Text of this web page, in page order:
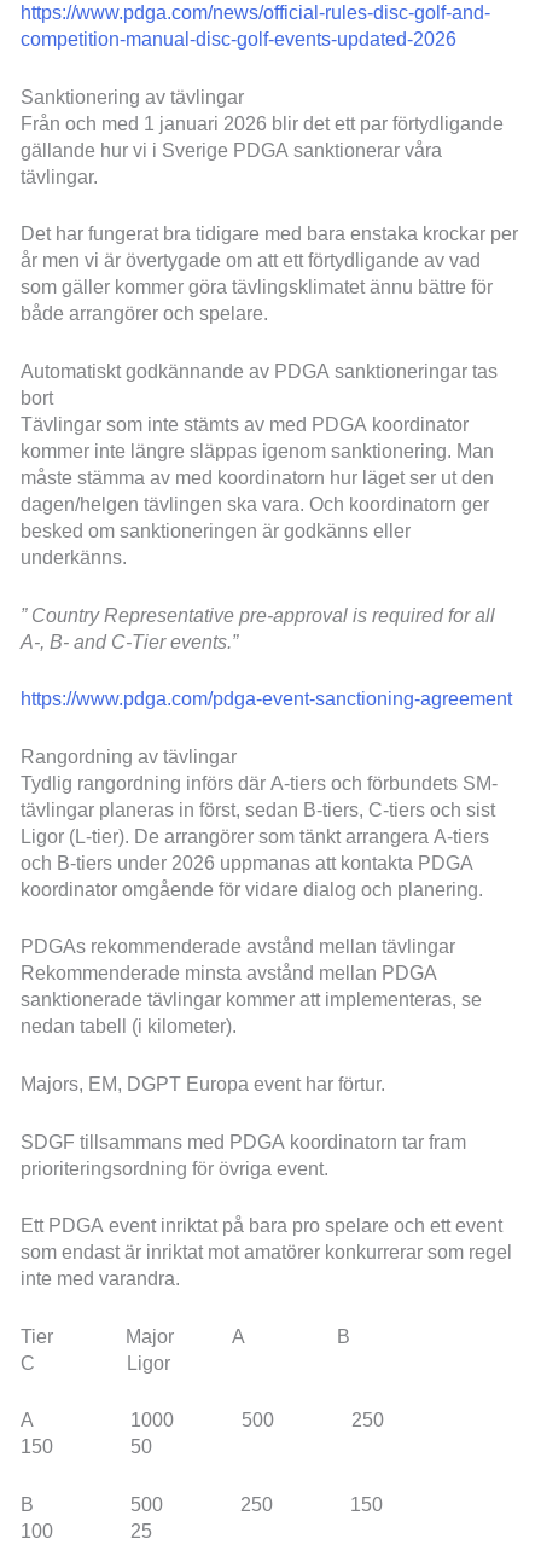
https://www.pdga.com/news/official-rules-disc-golf-and-
competition-manual-disc-golf-events-updated-2026
Sanktionering av tävlingar
Från och med 1 januari 2026 blir det ett par förtydligande
gällande hur vi i Sverige PDGA sanktionerar våra
tävlingar.
Det har fungerat bra tidigare med bara enstaka krockar per
år men vi är övertygade om att ett förtydligande av vad
som gäller kommer göra tävlingsklimatet ännu bättre för
både arrangörer och spelare.
Automatiskt godkännande av PDGA sanktioneringar tas
bort
Tävlingar som inte stämts av med PDGA koordinator
kommer inte längre släppas igenom sanktionering. Man
måste stämma av med koordinatorn hur läget ser ut den
dagen/helgen tävlingen ska vara. Och koordinatorn ger
besked om sanktioneringen är godkänns eller
underkänns.
” Country Representative pre-approval is required for all
A-, B- and C-Tier events.”
https://www.pdga.com/pdga-event-sanctioning-agreement
Rangordning av tävlingar
Tydlig rangordning införs där A-tiers och förbundets SM-
tävlingar planeras in först, sedan B-tiers, C-tiers och sist
Ligor (L-tier). De arrangörer som tänkt arrangera A-tiers
och B-tiers under 2026 uppmanas att kontakta PDGA
koordinator omgående för vidare dialog och planering.
PDGAs rekommenderade avstånd mellan tävlingar
Rekommenderade minsta avstånd mellan PDGA
sanktionerade tävlingar kommer att implementeras, se
nedan tabell (i kilometer).
Majors, EM, DGPT Europa event har förtur.
SDGF tillsammans med PDGA koordinatorn tar fram
prioriteringsordning för övriga event.
Ett PDGA event inriktat på bara pro spelare och ett event
som endast är inriktat mot amatörer konkurrerar som regel
inte med varandra.
Tier Major A B
C Ligor
A 1000 500 250
150 50
B 500 250 150
100 25